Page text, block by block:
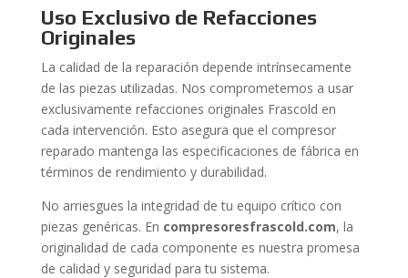
Uso Exclusivo de Refacciones
Originales
La calidad de la reparación depende intrínsecamente
de las piezas utilizadas. Nos comprometemos a usar
exclusivamente refacciones originales Frascold en
cada intervención. Esto asegura que el compresor
reparado mantenga las especificaciones de fábrica en
términos de rendimiento y durabilidad.
No arriesgues la integridad de tu equipo crítico con
piezas genéricas. En compresoresfrascold.com, la
originalidad de cada componente es nuestra promesa
de calidad y seguridad para tu sistema.